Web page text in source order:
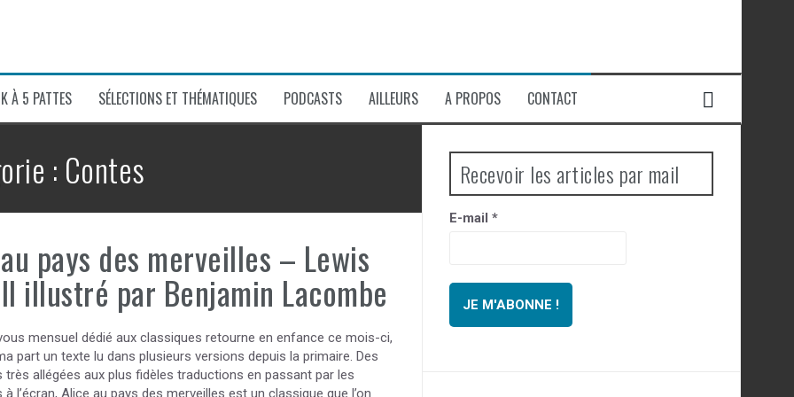
À 5 PATTES SÉLECTIONS ET THÉMATIQUES PODCASTS AILLEURS A PROPOS CONTACT
: Contes
pays des merveilles – Lewis
illustré par Benjamin Lacombe
mensuel dédié aux classiques retourne en enfance ce mois-ci,
part un texte lu dans plusieurs versions depuis la primaire. Des
très allégées aux plus fidèles traductions en passant par les
l’écran, Alice au pays des merveilles est un classique que l’on
Recevoir les articles par mail
E-mail *